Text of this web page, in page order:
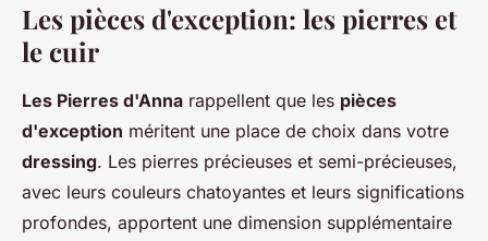
Les pièces d'exception: les pierres et
le cuir
Les Pierres d'Anna rappellent que les pièces
d'exception méritent une place de choix dans votre
dressing. Les pierres précieuses et semi-précieuses,
avec leurs couleurs chatoyantes et leurs significations
profondes, apportent une dimension supplémentaire